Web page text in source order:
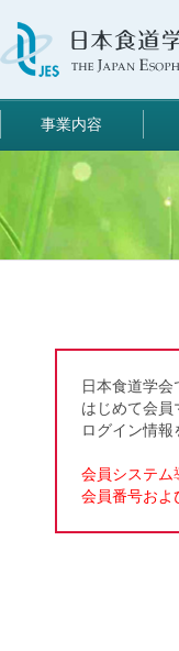
事業内容
日本食道学
はじめて会
ログイン情
会員システム
会員番号およ